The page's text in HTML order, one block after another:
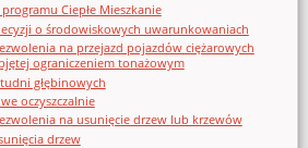
Ciepłe Mieszkanie
o środowiskowych uwarunkowaniach
na przejazd pojazdów ciężarowych
ograniczeniem tonażowym
głębinowych
oczyszczalnie
na usunięcie drzew lub krzewów
drzew